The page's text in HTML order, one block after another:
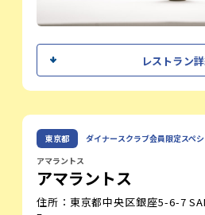
塩野 恭男
シェフ
フランスレスト
に思います。季
いたしました。
い。
レストラン紹介
レストラン
アマラントス
アマラントス
住所：東京都中央区銀座5-6-7
東京都 ダイナースクラブ会員限定スペ